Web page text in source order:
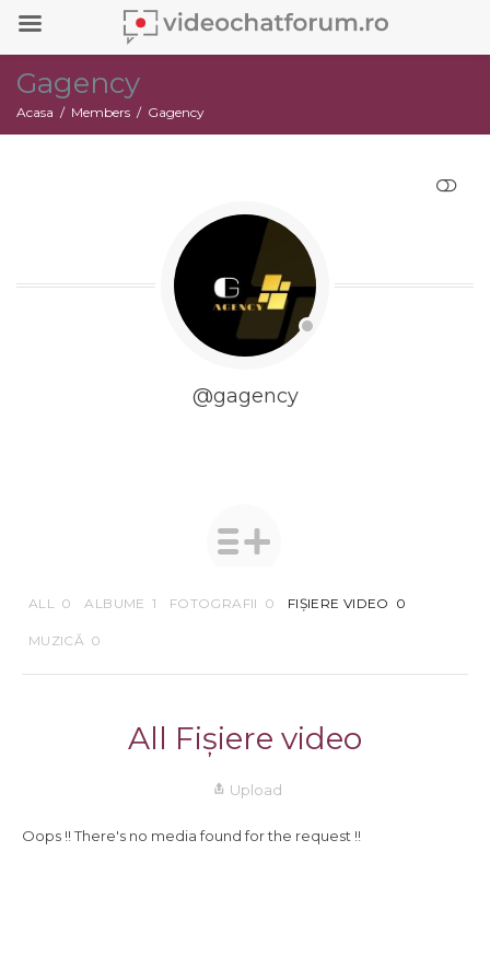
Gagency
Acasa Members Gagency
@gagency
ALL 0 ALBUME 1 FOTOGRAFII 0 FIȘIERE VIDEO 0
MUZICĂ 0
All Fișiere video
Upload
Oops !! There's no media found for the request !!